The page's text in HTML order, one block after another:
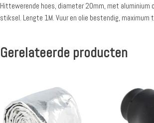
Hittewerende hoes, diameter 20mm, met aluminium
stiksel. Lengte 1M. Vuur en olie bestendig, maximum
Gerelateerde producten